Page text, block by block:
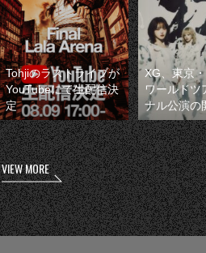
Tohjiのラストライブが
YouTubeにて生配信決
定
XG、東京
ワールドツ
ナル公演の
VIEW MORE